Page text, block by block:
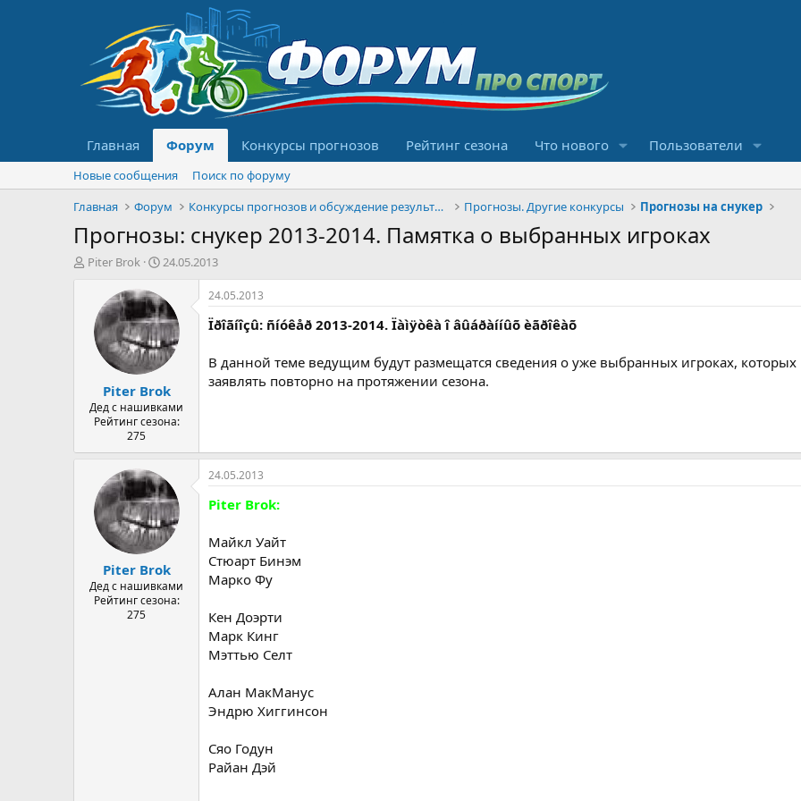
Главная Форум Конкурсы прогнозов Рейтинг сезона Что нового Пользователи
Новые сообщения
Поиск по форуму
Главная
Форум Конкурсы прогнозов и обсуждение результатов Прогнозы. Другие конкурсы Прогнозы на снукер
Прогнозы: снукер 2013-2014. Памятка о выбранных игроках
А
Piter Brok
Д
а
н
а
ч
л
а
24.05.2013
Piter Brok
Дед с нашивками
Рейтинг сезона:
275
24.05.2013
Ïðîãíîçû: ñíóêåð 2013-2014. Ïàìÿòêà î âûáðàííûõ èãðîêàõ
В данной теме ведущим будут размещатся сведения о уже выбранных игроках, которых
заявлять повторно на протяжении сезона.
Piter Brok
Дед с нашивками
Рейтинг сезона:
275
24.05.2013
Piter Brok:
Майкл Уайт
Стюарт Бинэм
Марко Фу
Кен Доэрти
Марк Кинг
Мэттью Селт
Алан МакМанус
Эндрю Хиггинсон
Сяо Годун
Райан Дэй